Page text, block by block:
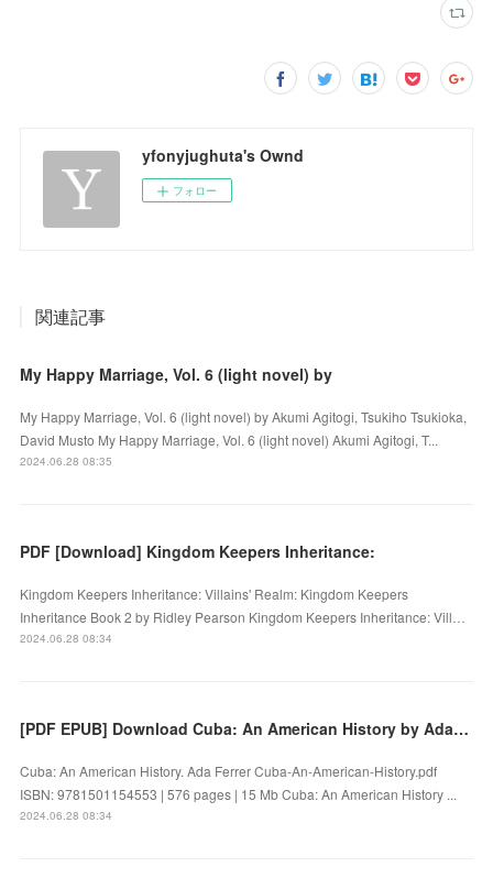
yfonyjughuta's Ownd
フォロー
関連記事
My Happy Marriage, Vol. 6 (light novel) by
My Happy Marriage, Vol. 6 (light novel) by Akumi Agitogi, Tsukiho Tsukioka,
David Musto My Happy Marriage, Vol. 6 (light novel) Akumi Agitogi, T...
2024.06.28 08:35
PDF [Download] Kingdom Keepers Inheritance:
Kingdom Keepers Inheritance: Villains' Realm: Kingdom Keepers
Inheritance Book 2 by Ridley Pearson Kingdom Keepers Inheritance: Vill…
2024.06.28 08:34
[PDF EPUB] Download Cuba: An American History by Ada Ferrer Full Book
Cuba: An American History. Ada Ferrer Cuba-An-American-History.pdf
ISBN: 9781501154553 | 576 pages | 15 Mb Cuba: An American History ...
2024.06.28 08:34